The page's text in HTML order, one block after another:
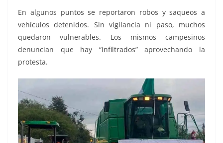
En algunos puntos se reportaron robos y saqueos a
vehículos detenidos. Sin vigilancia ni paso, muchos
quedaron vulnerables. Los mismos campesinos
denuncian que hay “infiltrados” aprovechando la
protesta.